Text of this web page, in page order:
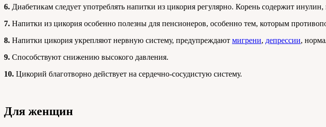
6. Диабетикам следует употреблять напитки из цикория регулярно. Корень содержит
7. Напитки из цикория особенно полезны для пенсионеров, особенно тем, которым
8. Напитки цикория укрепляют нервную систему, предупреждают мигрени, депрессии,
9. Способствуют снижению высокого давления.
10. Цикорий благотворно действует на сердечно-сосудистую систему.
Для женщин